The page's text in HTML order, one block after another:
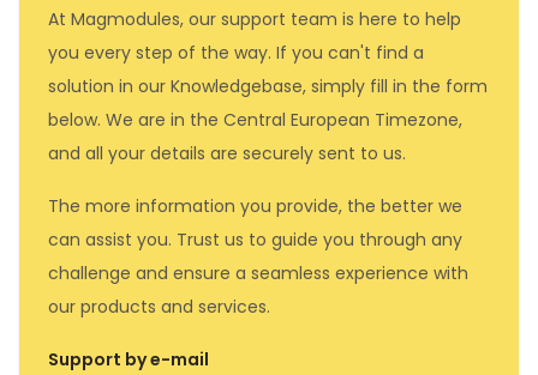
At Magmodules, our support team is here to help
you every step of the way. If you can't find a
solution in our Knowledgebase, simply fill in the form
below. We are in the Central European Timezone,
and all your details are securely sent to us.
The more information you provide, the better we
can assist you. Trust us to guide you through any
challenge and ensure a seamless experience with
our products and services.
Support by e-mail